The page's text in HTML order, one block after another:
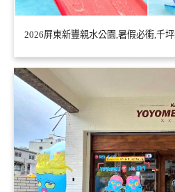
2026屏東新豐親水公園,暑假必衝,千